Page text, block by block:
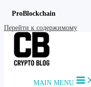
ProBlockchain
Перейти к содержимому
MAIN MENU